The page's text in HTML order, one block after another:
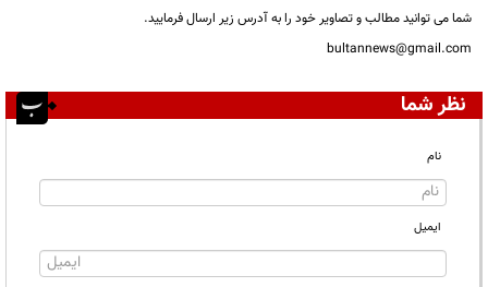
شما می توانید مطالب و تصاویر خود را به آدرس زیر ارسال فرمایید.
bultannews@gmail.com
نظر شما
نام
ایمیل